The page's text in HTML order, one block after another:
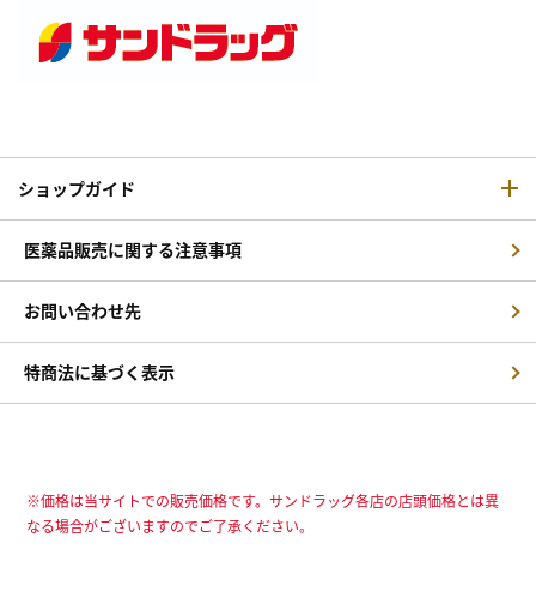
ショップガイド
医薬品販売に関する注意事項
お問い合わせ先
特商法に基づく表示
※価格は当サイトでの販売価格です。サンドラッグ各店の店頭価格とは異
なる場合がございますのでご了承ください。